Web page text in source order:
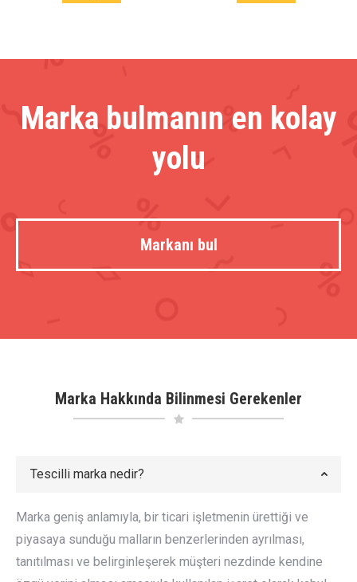
Marka bulmanın en kolay
yolu
Markanı bul
Marka Hakkında Bilinmesi Gerekenler
Tescilli marka nedir?
Marka geniş anlamıyla, bir ticari işletmenin ürettiği ve
piyasaya sunduğu malların benzerlerinden ayrılması,
tanıtılması ve belirginleşerek müşteri nezdinde kendine